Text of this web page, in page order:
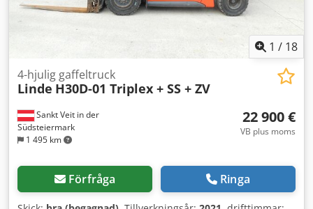
1 / 18
Sankt Veit in der
Südsteiermark
1 495 km
4-hjulig gaffeltruck
Linde H30D-01 Triplex + SS + ZV
22 900 €
VB plus moms
Förfråga Ringa